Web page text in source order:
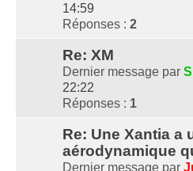
14:59
Réponses : 2
Re: XM
Dernier message par
22:22
Réponses : 1
Re: Une Xantia a
aérodynamique
Dernier message par